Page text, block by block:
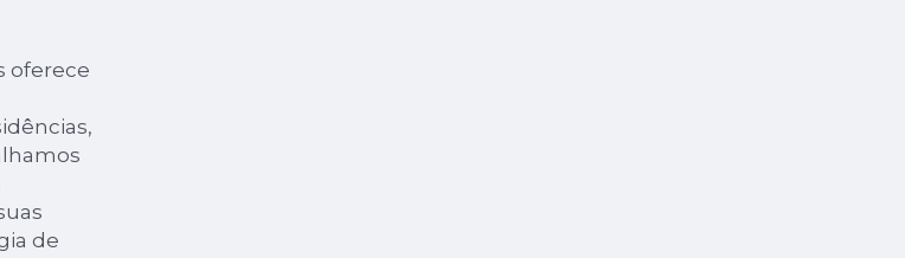
oferece
de